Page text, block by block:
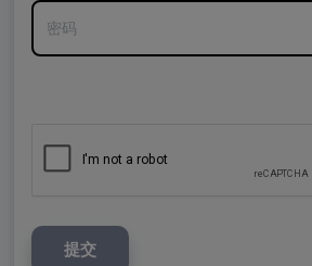
密码
提交